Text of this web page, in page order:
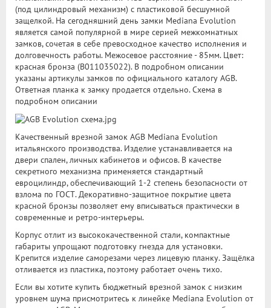
(под цилиндровый механизм) с пластиковой бесшумной
защелкой. На сегодняшний день замки Mediana Evolution
является самой популярной в мире серией межкомнатных
замков, сочетая в себе превосходное качество исполнения и
долговечность работы. Межосевое расстояние - 85мм. Цвет:
красная бронза (B011035022). В подробном описании
указаны артикулы замков по официального каталогу AGB.
Ответная планка к замку продается отдельно. Схема в
подробном описании
Качественный врезной замок AGB Mediana Evolution
итальянского производства. Изделие устанавливается на
двери спален, личных кабинетов и офисов. В качестве
секретного механизма применяется стандартный
евроцилиндр, обеспечивающий 1-2 степень безопасности от
взлома по ГОСТ. Декоративно-защитное покрытие цвета
красной бронзы позволяет ему вписываться практически в
современные и ретро-интерьеры.
Корпус отлит из высококачественной стали, компактные
габариты упрощают подготовку гнезда для установки.
Крепится изделие саморезами через лицевую планку. Защёлка
отливается из пластика, поэтому работает очень тихо.
Если вы хотите купить бюджетный врезной замок с низким
уровнем шума присмотритесь к линейке Mediana Evolution от